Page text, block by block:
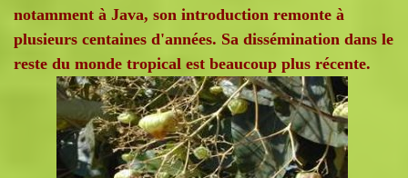
notamment à Java, son introduction remonte à
plusieurs centaines d'années. Sa dissémination dans le
reste du monde tropical est beaucoup plus récente.